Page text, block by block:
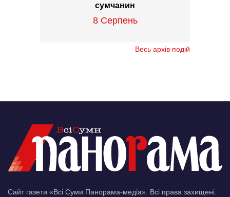
сумчанин
8 Серпень
Весь архів подій
Сайт газети «Всі Суми Панорама-медіа». Всі права захищені.